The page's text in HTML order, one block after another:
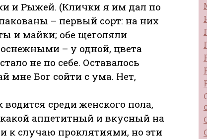
и Рыжей. (Клички я им дал по
– первый сорт: на них
и майки; обе щеголяли
– у одной, цвета
не по себе. Оставалось
мне Бог сойти с ума. Нет,
среди женского пола,
аппетитный и вкусный на
к случаю проклятиями, но эти